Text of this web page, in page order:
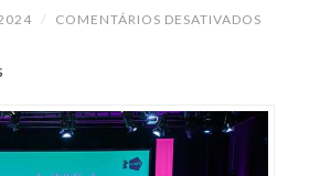
/ COMENTÁRIOS DESATIVADOS